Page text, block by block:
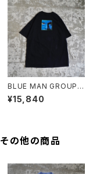
BLUE MAN GROUP
T-SHIRT
¥15,840
その他の商品